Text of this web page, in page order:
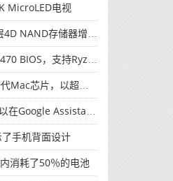
MicroLED电视
NAND存储器增强功能
，支持Ryzen 5000
芯片，以超越高端PC
Assistant智能扬声器使用了
手机背面设计
消耗了50％的电池